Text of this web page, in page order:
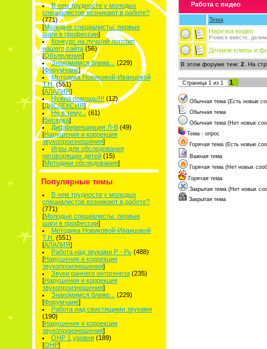
В чем трудности у молодых
специалистов возникают в работе?
(771)
[Молодые специалисты: первые
шаги в профессии]
Конкурс на лучший логотип
нашего сайта (56)
[Объявления]
Знакомимся ближе...
(229)
[Форумчане]
Методика Новиковой-Иванцовой
Т.Н. (551)
[АЛАЛИЯ]
Нужна помощь!!!! (12)
[ДИСЛЕКСИЯ]
Не в тему...
(61)
[Беседка]
Дифференциация Л-В (49)
[Нарушения и коррекция
звукопроизношения]
Игры для обследования
неговорящих детей (15)
[Методики обследования]
Популярные темы
В чем трудности у молодых
специалистов возникают в работе?
(771)
[Молодые специалисты: первые
шаги в профессии]
Методика Новиковой-Иванцовой
Т.Н. (551)
[АЛАЛИЯ]
Работа над звуками Р - Рь (488)
[Нарушения и коррекция
звукопроизношения]
Звуки раннего онтогенеза (235)
[Нарушения и коррекция
звукопроизношения]
Знакомимся ближе...
(229)
[Форумчане]
Работа над свистящими звуками
(190)
[Нарушения и коррекция
звукопроизношения]
ОНР 1 уровня (189)
[ОНР]
Работа с видео
Тема
Нарезка видео
Учимся вместе,
Делаем клипы и
В этом форуме тем: 2 . На
Страница 1из 1 1
Обычная тема (Есть новые
Обычная тема
Обычная тема (Нет новых
Тема - опрос
Горячая тема (Есть новые
Важная тема
Горячая тема (Нет новых
Горячая тема
Закрытая тема (Нет новых
Закрытая тема